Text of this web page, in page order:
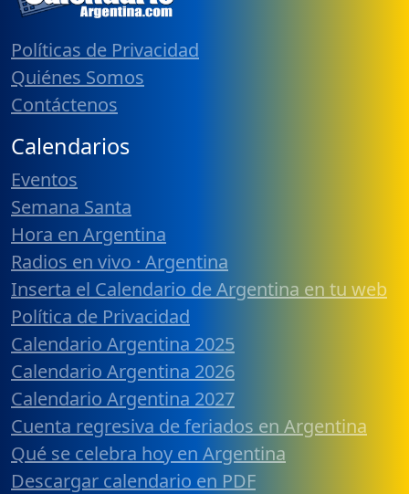
Políticas de Privacidad
Quiénes Somos
Contáctenos
Calendarios
Eventos
Semana Santa
Hora en Argentina
Radios en vivo · Argentina
Inserta el Calendario de Argentina en tu web
Política de Privacidad
Calendario Argentina 2025
Calendario Argentina 2026
Calendario Argentina 2027
Cuenta regresiva de feriados en Argentina
Qué se celebra hoy en Argentina
Descargar calendario en PDF